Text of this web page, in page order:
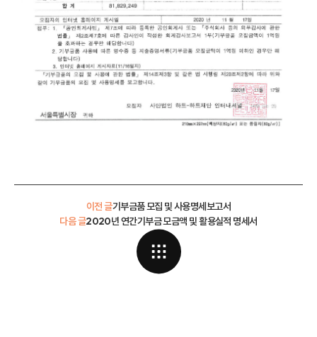
이전 글기부금품 모집 및 사용명세보고서
2020년 연간기부금 모금액 및 활용실적 명세서
다음 글